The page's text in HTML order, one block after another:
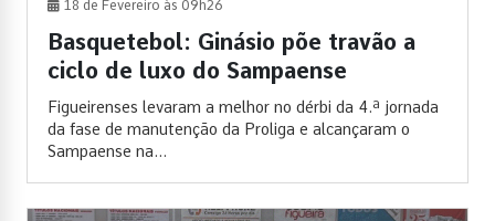
18 de Fevereiro às 09h26
Basquetebol: Ginásio põe travão a
ciclo de luxo do Sampaense
Figueirenses levaram a melhor no dérbi da 4.ª jornada
da fase de manutenção da Proliga e alcançaram o
Sampaense na...